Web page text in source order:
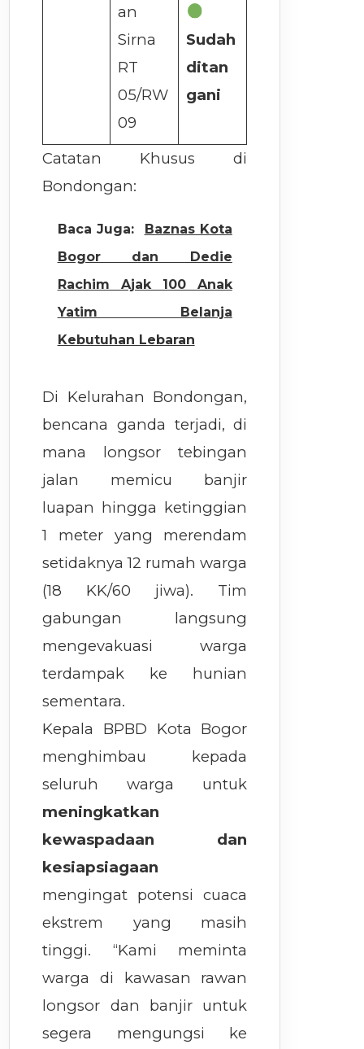
an
Sirna
RT
05/RW
09
Sudah
ditan
gani
Catatan Khusus di
Bondongan:
Baca Juga:
Baznas Kota
Bogor dan Dedie
Rachim Ajak 100 Anak
Yatim Belanja
Kebutuhan Lebaran
Di Kelurahan Bondongan,
bencana ganda terjadi, di
mana longsor tebingan
jalan memicu banjir
luapan hingga ketinggian
1 meter yang merendam
setidaknya 12 rumah warga
(18 KK/60 jiwa). Tim
gabungan langsung
mengevakuasi warga
terdampak ke hunian
sementara.
Kepala BPBD Kota Bogor
menghimbau kepada
seluruh warga untuk
meningkatkan
kewaspadaan dan
kesiapsiagaan
mengingat potensi cuaca
ekstrem yang masih
tinggi. “Kami meminta
warga di kawasan rawan
longsor dan banjir untuk
segera mengungsi ke